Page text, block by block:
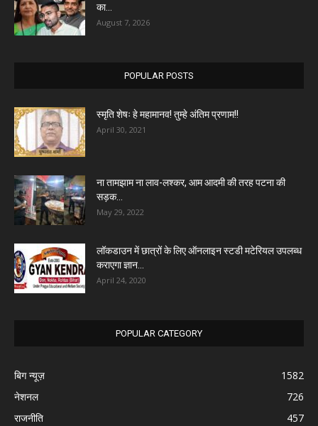
का...
August 7, 2026
POPULAR POSTS
स्मृति शेषः हे महामानव! तुम्हे अंतिम प्रणाम!!
April 30, 2021
ना तामझाम ना लाव-लश्कर, आम आदमी की तरह पटना की
सड़क...
May 29, 2022
लॉकडाउन में छात्रों के लिए ऑनलाइन स्टडी मटेरियल उपलब्ध
कराएगा ज्ञान...
April 24, 2020
POPULAR CATEGORY
बिग न्यूज़
1582
नेशनल
726
राजनीति
457